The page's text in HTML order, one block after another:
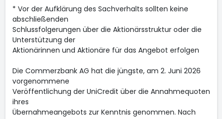
* Vor der Aufklärung des Sachverhalts sollten keine
abschließenden
Schlussfolgerungen über die Aktionärsstruktur oder die
Unterstützung der
Aktionärinnen und Aktionäre für das Angebot erfolgen
Die Commerzbank AG hat die jüngste, am 2. Juni 2026
vorgenommene
Veröffentlichung der UniCredit über die Annahmequoten
ihres
Übernahmeangebots zur Kenntnis genommen. Nach